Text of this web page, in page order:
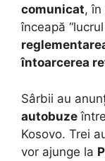
comunicat, în
înceapă
întoarcerea
Sârbii au
autobuze
Kosovo. Trei
vor ajunge la